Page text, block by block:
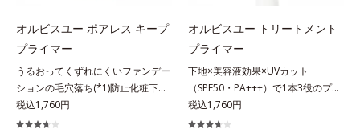
オルビスユー ポアレス キープ
プライマー
うるおってくずれにくいファンデー
ションの毛穴落ち(*1)防止化粧下
地。ファンデーションの毛穴落ち
(*1)防止化粧下地です。毛穴
税込1,760円
オルビスユー トリートメント
プライマー
下地×美容液効果×UVカット
（SPF50・PA+++）で1本3役のプラ
イマー。凹凸をつるんとなめらかに
(*1)整え、化粧ノリUPの高機能化粧
税込1,760円